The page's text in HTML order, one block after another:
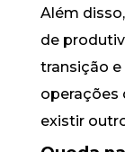
Além
de
transição
operações
existir